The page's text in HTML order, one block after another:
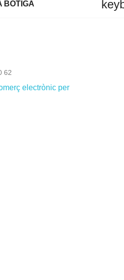
BOTIGA
62
electrònic per